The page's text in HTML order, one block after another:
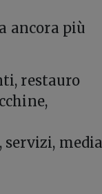
ancora più
restauro
media